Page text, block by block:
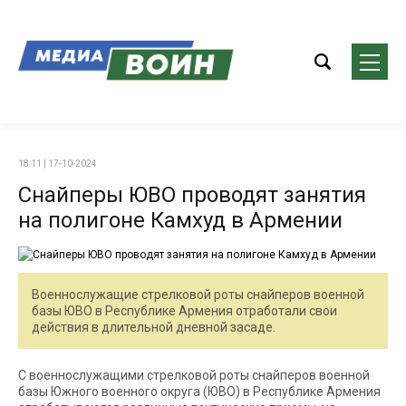
18:11 | 17-10-2024
Снайперы ЮВО проводят занятия
на полигоне Камхуд в Армении
Военнослужащие стрелковой роты снайперов военной
базы ЮВО в Республике Армения отработали свои
действия в длительной дневной засаде.
С военнослужащими стрелковой роты снайперов военной
базы Южного военного округа (ЮВО) в Республике Армения